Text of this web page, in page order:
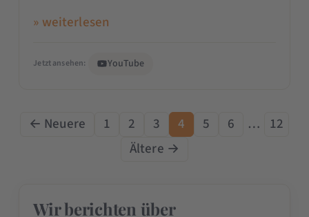
» weiterlesen
Jetzt ansehen: YouTube
← Neuere 1 2 3 4 5 6 … 12
Ältere →
Wir berichten über